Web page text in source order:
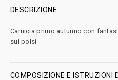
DESCRIZIONE
Camicia primo autunno con
sui polsi
COMPOSIZIONE E ISTRUZIONI